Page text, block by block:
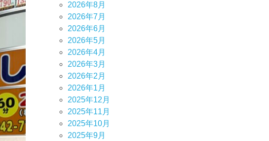
2026年8月
2026年7月
2026年6月
2026年5月
2026年4月
2026年3月
2026年2月
2026年1月
2025年12月
2025年11月
2025年10月
2025年9月